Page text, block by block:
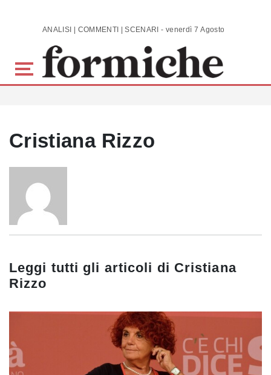
Skip to main content ANALISI | COMMENTI | SCENARI - venerdì 7 Agosto 2026
Cristiana Rizzo
Leggi tutti gli articoli di Cristiana
Rizzo